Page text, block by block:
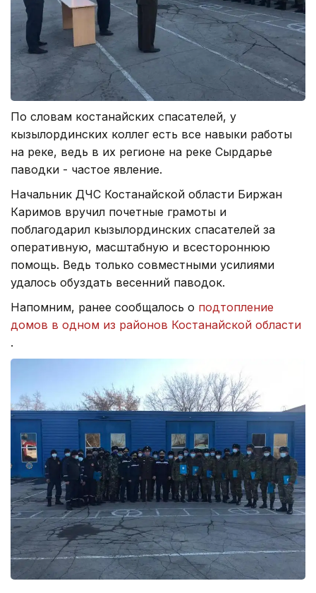
По словам костанайских спасателей, у
кызылординских коллег есть все навыки работы
на реке, ведь в их регионе на реке Сырдарье
паводки - частое явление.
Начальник ДЧС Костанайской области Биржан
Каримов вручил почетные грамоты и
поблагодарил кызылординских спасателей за
оперативную, масштабную и всестороннюю
помощь. Ведь только совместными усилиями
удалось обуздать весенний паводок.
Напомним, ранее сообщалось о подтопление
домов в одном из районов Костанайской области
.